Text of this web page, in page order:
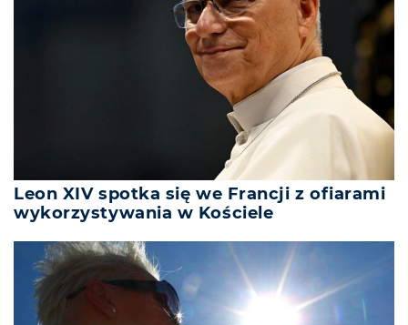
Leon XIV spotka się we Francji z ofiarami
wykorzystywania w Kościele